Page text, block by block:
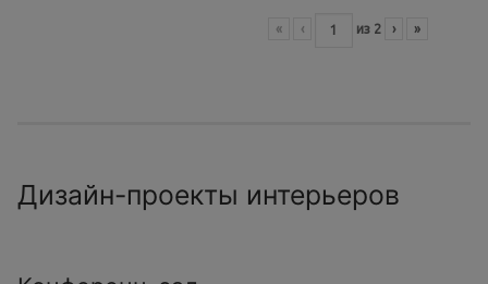
« ‹ из 2 › »
Дизайн-проекты интерьеров